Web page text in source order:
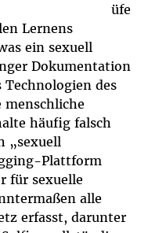
üfe
Lernens
ein sexuell
Dokumentation
des
menschliche
häufig falsch
„sexuell
Plattform
für sexuelle
alle
erfasst, darunter